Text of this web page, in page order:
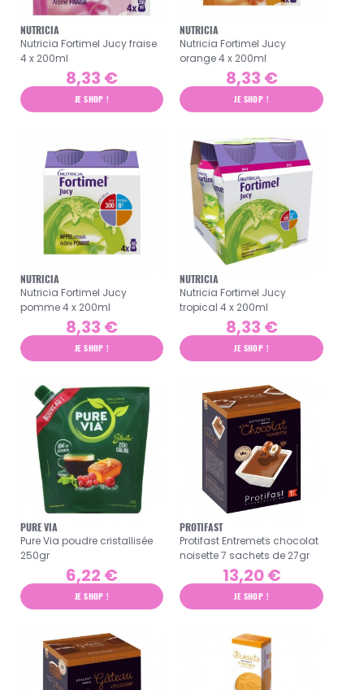
NUTRICIA
Nutricia Fortimel Jucy fraise
4 x 200ml
8,33 €
JE SHOP !
NUTRICIA
Nutricia Fortimel Jucy
orange 4 x 200ml
8,33 €
JE SHOP !
NUTRICIA
Nutricia Fortimel Jucy
pomme 4 x 200ml
8,33 €
JE SHOP !
NUTRICIA
Nutricia Fortimel Jucy
tropical 4 x 200ml
8,33 €
JE SHOP !
PURE VIA
Pure Via poudre cristallisée
250gr
6,22 €
JE SHOP !
PROTIFAST
Protifast Entremets chocolat
noisette 7 sachets de 27gr
13,20 €
JE SHOP !